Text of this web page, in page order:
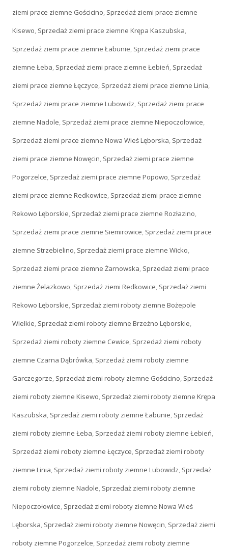
ziemi prace ziemne Gościcino, Sprzedaż ziemi prace ziemne
Kisewo, Sprzedaż ziemi prace ziemne Krępa Kaszubska,
Sprzedaż ziemi prace ziemne Łabunie, Sprzedaż ziemi prace
ziemne Łeba, Sprzedaż ziemi prace ziemne Łebień, Sprzedaż
ziemi prace ziemne Łęczyce, Sprzedaż ziemi prace ziemne Linia,
Sprzedaż ziemi prace ziemne Lubowidz, Sprzedaż ziemi prace
ziemne Nadole, Sprzedaż ziemi prace ziemne Niepoczołowice,
Sprzedaż ziemi prace ziemne Nowa Wieś Lęborska, Sprzedaż
ziemi prace ziemne Nowęcin, Sprzedaż ziemi prace ziemne
Pogorzelce, Sprzedaż ziemi prace ziemne Popowo, Sprzedaż
ziemi prace ziemne Redkowice, Sprzedaż ziemi prace ziemne
Rekowo Lęborskie, Sprzedaż ziemi prace ziemne Rozłazino,
Sprzedaż ziemi prace ziemne Siemirowice, Sprzedaż ziemi prace
ziemne Strzebielino, Sprzedaż ziemi prace ziemne Wicko,
Sprzedaż ziemi prace ziemne Żarnowska, Sprzedaż ziemi prace
ziemne Żelazkowo, Sprzedaż ziemi Redkowice, Sprzedaż ziemi
Rekowo Lęborskie, Sprzedaż ziemi roboty ziemne Bożepole
Wielkie, Sprzedaż ziemi roboty ziemne Brzeźno Lęborskie,
Sprzedaż ziemi roboty ziemne Cewice, Sprzedaż ziemi roboty
ziemne Czarna Dąbrówka, Sprzedaż ziemi roboty ziemne
Garczegorze, Sprzedaż ziemi roboty ziemne Gościcino, Sprzedaż
ziemi roboty ziemne Kisewo, Sprzedaż ziemi roboty ziemne Krępa
Kaszubska, Sprzedaż ziemi roboty ziemne Łabunie, Sprzedaż
ziemi roboty ziemne Łeba, Sprzedaż ziemi roboty ziemne Łebień,
Sprzedaż ziemi roboty ziemne Łęczyce, Sprzedaż ziemi roboty
ziemne Linia, Sprzedaż ziemi roboty ziemne Lubowidz, Sprzedaż
ziemi roboty ziemne Nadole, Sprzedaż ziemi roboty ziemne
Niepoczołowice, Sprzedaż ziemi roboty ziemne Nowa Wieś
Lęborska, Sprzedaż ziemi roboty ziemne Nowęcin, Sprzedaż ziemi
roboty ziemne Pogorzelce, Sprzedaż ziemi roboty ziemne